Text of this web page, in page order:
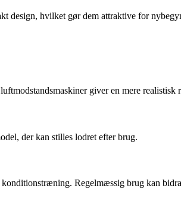
design, hvilket gør dem attraktive for
giver en mere realistisk
der kan stilles lodret efter brug.
Regelmæssig brug kan